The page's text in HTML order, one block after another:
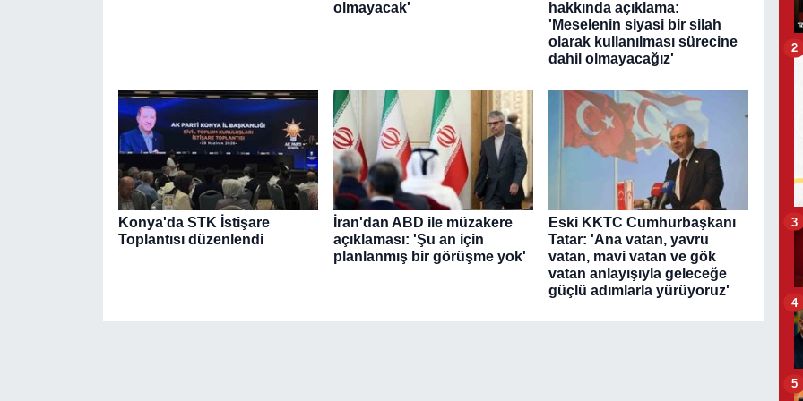
olmayacak'
hakkında açıklama:
'Meselenin siyasi bir silah
olarak kullanılması sürecine
dahil olmayacağız'
Konya'da STK İstişare
Toplantısı düzenlendi
İran'dan ABD ile müzakere
açıklaması: 'Şu an için
planlanmış bir görüşme yok'
Eski KKTC Cumhurbaşkanı
Tatar: 'Ana vatan, yavru
vatan, mavi vatan ve gök
vatan anlayışıyla geleceğe
güçlü adımlarla yürüyoruz'
2
3
4
5